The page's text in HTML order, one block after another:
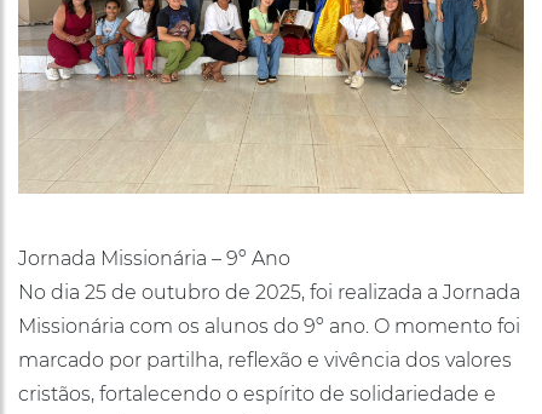
Jornada Missionária – 9º Ano
No dia 25 de outubro de 2025, foi realizada a Jornada
Missionária com os alunos do 9º ano. O momento foi
marcado por partilha, reflexão e vivência dos valores
cristãos, fortalecendo o espírito de solidariedade e